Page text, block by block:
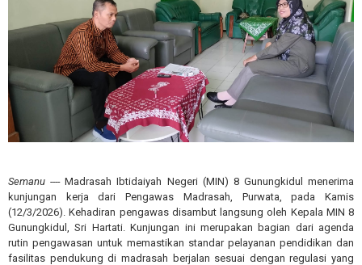
Semanu ----Madrasah Ibtidaiyah Negeri (MIN) 8 Gunungkidul menerima
kunjungan kerja dari Pengawas Madrasah, Purwata, pada Kamis
(12/3/2026). Kehadiran pengawas disambut langsung oleh Kepala MIN 8
Gunungkidul, Sri Hartati. Kunjungan ini merupakan bagian dari agenda
rutin pengawasan untuk memastikan standar pelayanan pendidikan dan
fasilitas pendukung di madrasah berjalan sesuai dengan regulasi yang